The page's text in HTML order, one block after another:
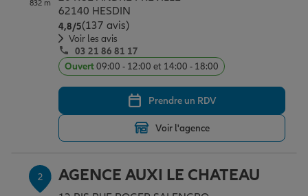
Assurance emprunteur
Prévoyance et dépendance
Assurance animal de compagnie
Protection de la famille
Protection juridique
Épargne & retraite
Plan épargne retraite
Assurance vie
Placements financiers
Vos projets
Partir en vacances
Déménager
Conseil assurance
Outre-mer
832 m
62140 HESDIN
4,8/5Note de 4.8 sur 5
(137 avis)
Voir les avis
03 21 86 81 17
Ouvert09:00 - 12:00 et 14:00 - 18:00
Prendre un RDV
Voir l'agence
2 AGENCE AUXI LE CHATEAU